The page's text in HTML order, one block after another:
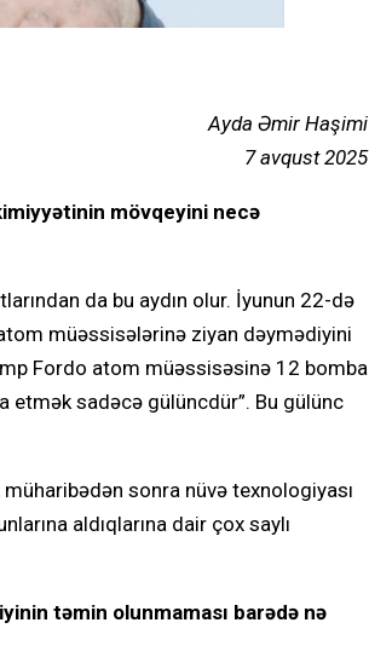
Ayda Əmir Haşimi
7 avqust 2025
mövqeyini necə
da bu aydın olur. İyunun 22-də
müəssisələrinə ziyan dəymədiyini
Fordo atom müəssisəsinə 12 bomba
etmək sadəcə gülüncdür”. Bu gülünc
sonra nüvə texnologiyası
aldıqlarına dair çox saylı
təmin olunmaması barədə nə